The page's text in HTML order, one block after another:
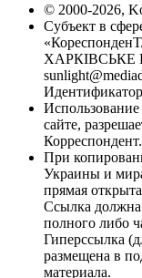
© 2000-2026,
Субъект в
ХАРКІВСЬКЕ
сайте,
При
Украины и
прямая
Ссылка должна
полного либо
Гиперссылка
размещена в
материала.